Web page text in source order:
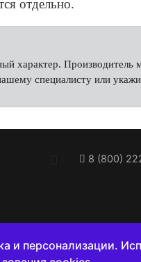
отдельно.
характер.
специалисту или
8 (800)
персонализации.